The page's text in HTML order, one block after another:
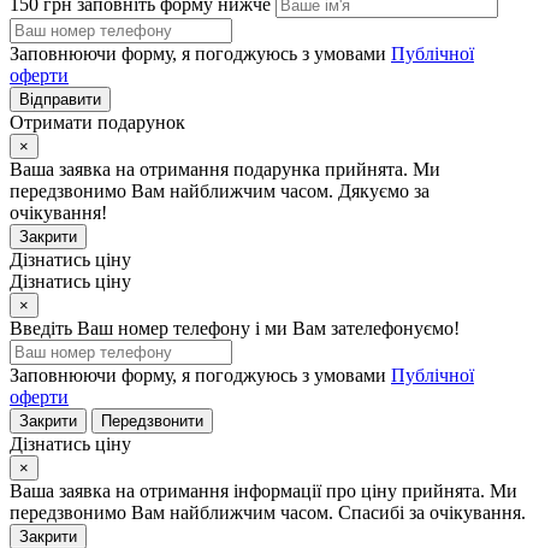
150 грн заповніть форму нижче
Заповнюючи форму, я погоджуюсь з умовами Публічної
оферти
Відправити
Отримати подарунок
×
Ваша заявка на отримання подарунка прийнята. Ми
передзвонимо Вам найближчим часом. Дякуємо за
очікування!
Закрити
Дізнатись ціну
Дізнатись ціну
×
Введіть Ваш номер телефону і ми Вам зателефонуємо!
Заповнюючи форму, я погоджуюсь з умовами Публічної
оферти
Закрити Передзвонити
Дізнатись ціну
×
Ваша заявка на отримання інформації про ціну прийнята. Ми
передзвонимо Вам найближчим часом. Спасибі за очікування.
Закрити